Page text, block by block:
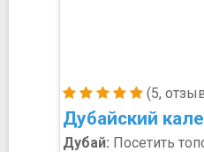
(5,
Дубайский
Дубай: Посетить